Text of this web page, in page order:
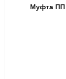
Муфта ПП